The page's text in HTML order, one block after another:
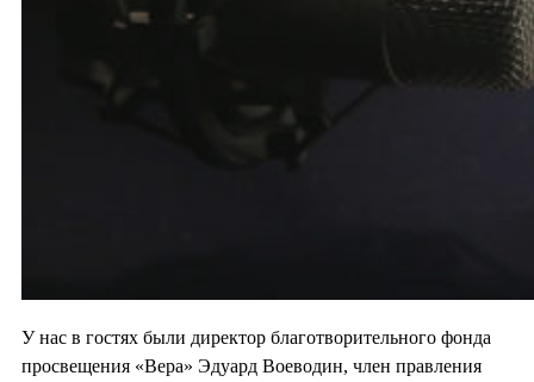
У нас в гостях были директор благотворительного фонда
просвещения «Вера» Эдуард Воеводин, член правления